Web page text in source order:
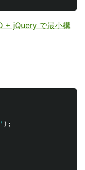
+ jQuery で最小構
' );